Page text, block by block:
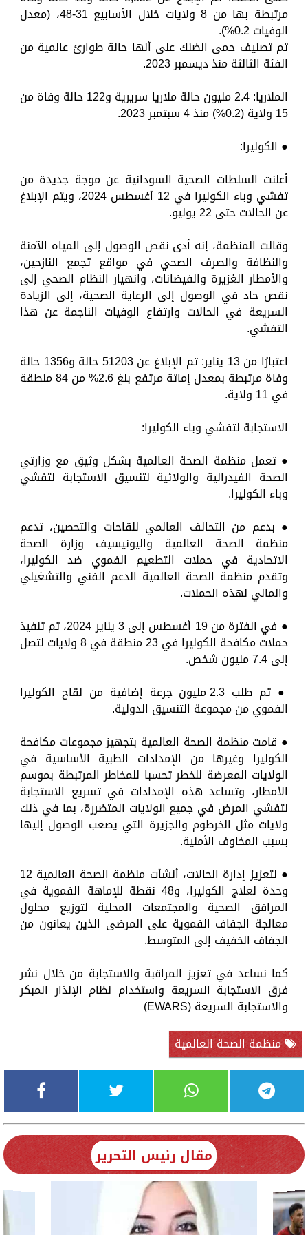
مرتبطة بها من 8 ولايات خلال الأسابيع 31-48، (معدل
الوفيات 0.2%).
تم تصنيف حمى الضنك على أنها حالة طوارئ عالمية من
الفئة الثالثة منذ ديسمبر 2023.
الملاريا: 2.4 مليون حالة ملاريا سريرية و122 حالة وفاة من
15 ولاية (0.2%) منذ 4 سبتمبر 2023.
● الكوليرا:
أعلنت السلطات الصحية السودانية عن موجة جديدة من
تفشي وباء الكوليرا في 12 أغسطس 2024، ويتم الإبلاغ
عن الحالات حتى 22 يوليو.
وقالت المنظمة، إنه أدى نقص الوصول إلى المياه الآمنة
والنظافة والصرف الصحي في مواقع تجمع النازحين،
والأمطار الغزيرة والفيضانات، وانهيار النظام الصحي إلى
نقص حاد في الوصول إلى الرعاية الصحية، إلى الزيادة
السريعة في الحالات وارتفاع الوفيات الناجمة عن هذا
التفشي.
اعتبارًا من 13 يناير: تم الإبلاغ عن 51203 حالة و1356 حالة
وفاة مرتبطة بمعدل إماتة مرتفع بلغ 2.6% من 84 منطقة
في 11 ولاية.
الاستجابة لتفشي وباء الكوليرا:
● تعمل منظمة الصحة العالمية بشكل وثيق مع وزارتي
الصحة الفيدرالية والولائية لتنسيق الاستجابة لتفشي
وباء الكوليرا.
● بدعم من التحالف العالمي للقاحات والتحصين، تدعم
منظمة الصحة العالمية واليونيسيف وزارة الصحة
الاتحادية في حملات التطعيم الفموي ضد الكوليرا،
وتقدم منظمة الصحة العالمية الدعم الفني والتشغيلي
والمالي لهذه الحملات.
● في الفترة من 19 أغسطس إلى 3 يناير 2024، تم تنفيذ
حملات مكافحة الكوليرا في 23 منطقة في 8 ولايات لتصل
إلى 7.4 مليون شخص.
● تم طلب 2.3 مليون جرعة إضافية من لقاح الكوليرا
الفموي من مجموعة التنسيق الدولية.
● قامت منظمة الصحة العالمية بتجهيز مجموعات مكافحة
الكوليرا وغيرها من الإمدادات الطبية الأساسية في
الولايات المعرضة للخطر تحسبا للمخاطر المرتبطة بموسم
الأمطار، وتساعد هذه الإمدادات في تسريع الاستجابة
لتفشي المرض في جميع الولايات المتضررة، بما في ذلك
ولايات مثل الخرطوم والجزيرة التي يصعب الوصول إليها
بسبب المخاوف الأمنية.
● لتعزيز إدارة الحالات، أنشأت منظمة الصحة العالمية 12
وحدة لعلاج الكوليرا، و48 نقطة للإماهة الفموية في
المرافق الصحية والمجتمعات المحلية لتوزيع محلول
معالجة الجفاف الفموية على المرضى الذين يعانون من
الجفاف الخفيف إلى المتوسط.
كما نساعد في تعزيز المراقبة والاستجابة من خلال نشر
فرق الاستجابة السريعة واستخدام نظام الإنذار المبكر
والاستجابة السريعة (EWARS)
منظمة الصحة العالمية
مقال رئيس التحرير